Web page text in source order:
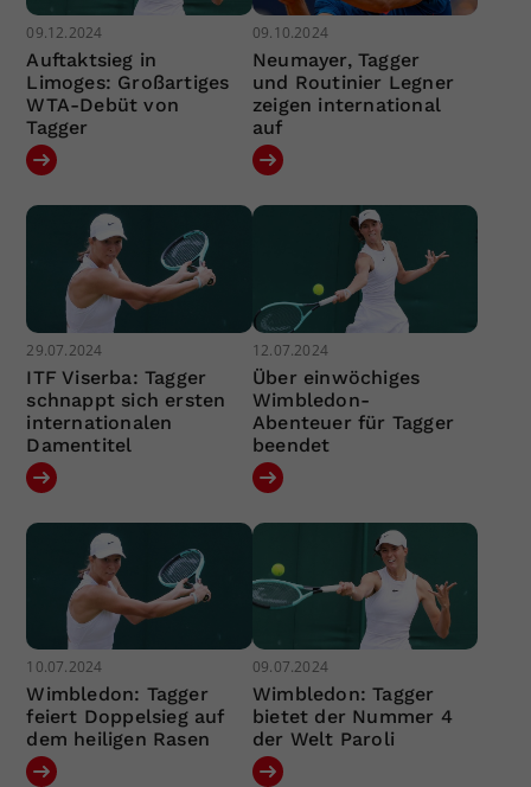
09.12.2024
Auftaktsieg in
Limoges: Großartiges
WTA-Debüt von
Tagger
09.10.2024
Neumayer, Tagger
und Routinier Legner
zeigen international
auf
29.07.2024
ITF Viserba: Tagger
schnappt sich ersten
internationalen
Damentitel
12.07.2024
Über einwöchiges
Wimbledon-
Abenteuer für Tagger
beendet
10.07.2024
Wimbledon: Tagger
feiert Doppelsieg auf
dem heiligen Rasen
09.07.2024
Wimbledon: Tagger
bietet der Nummer 4
der Welt Paroli